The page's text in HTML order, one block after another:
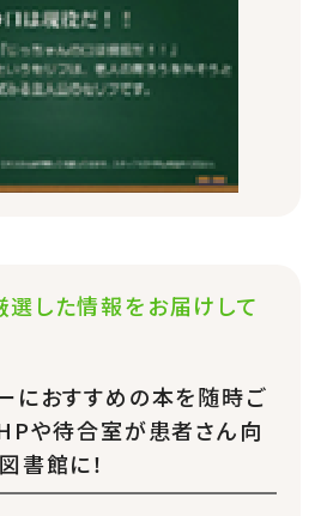
選した情報をお届けして
におすすめの本を随時ご
や待合室が患者さん向
書館に！